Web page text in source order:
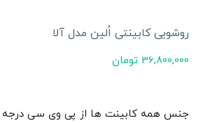
روشویی کابینتی اُلین مدل آلا
36,800,000 تومان
جنس همه کابینت ها از پی وی سی